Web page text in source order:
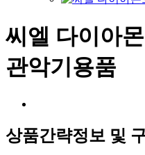
씨엘 다이아
관악기용품
상품간략정보 및